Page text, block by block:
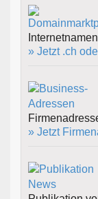
» Jetzt .ch
» Jetzt